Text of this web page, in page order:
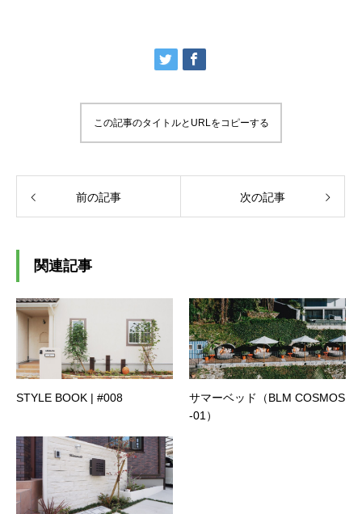
この記事のタイトルとURLをコピーする
前の記事 次の記事
関連記事
STYLE BOOK | #008
サマーベッド（BLM COSMOS
-01）